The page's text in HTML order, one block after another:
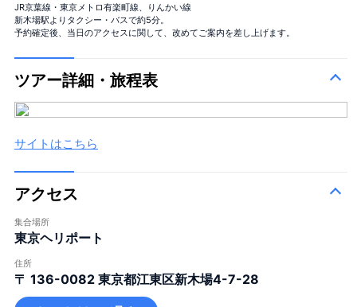
JR京葉線・東京メトロ有楽町線、りんかい線
新木場駅よりタクシー・バスで約5分。
予約確定後、当日のアクセスに関して、改めてご案内を差し上げます。
ツアー詳細・旅程表
サイトはこちら
アクセス
集合場所
東京ヘリポート
住所
〒 136-0082 東京都江東区新木場4-7-28